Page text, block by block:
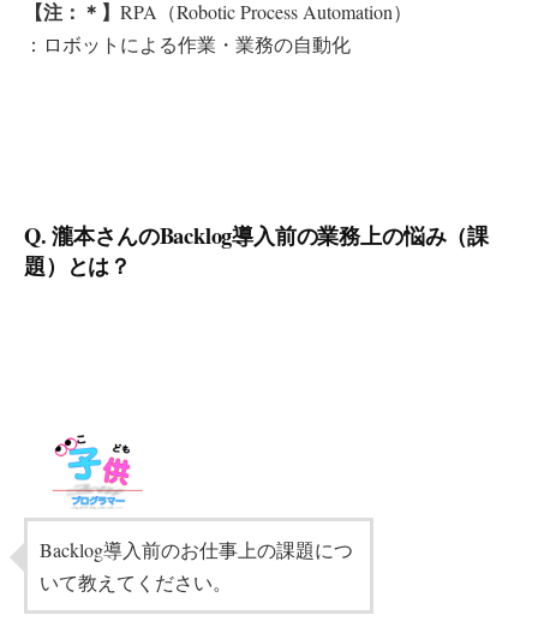
【注：＊】 RPA（Robotic Process Automation）
：ロボットによる作業・業務の自動化
Q. 瀧本さんのBacklog導入前の業務上の悩み（課
題）とは？
Backlog導入前のお仕事上の課題につ
いて教えてください。